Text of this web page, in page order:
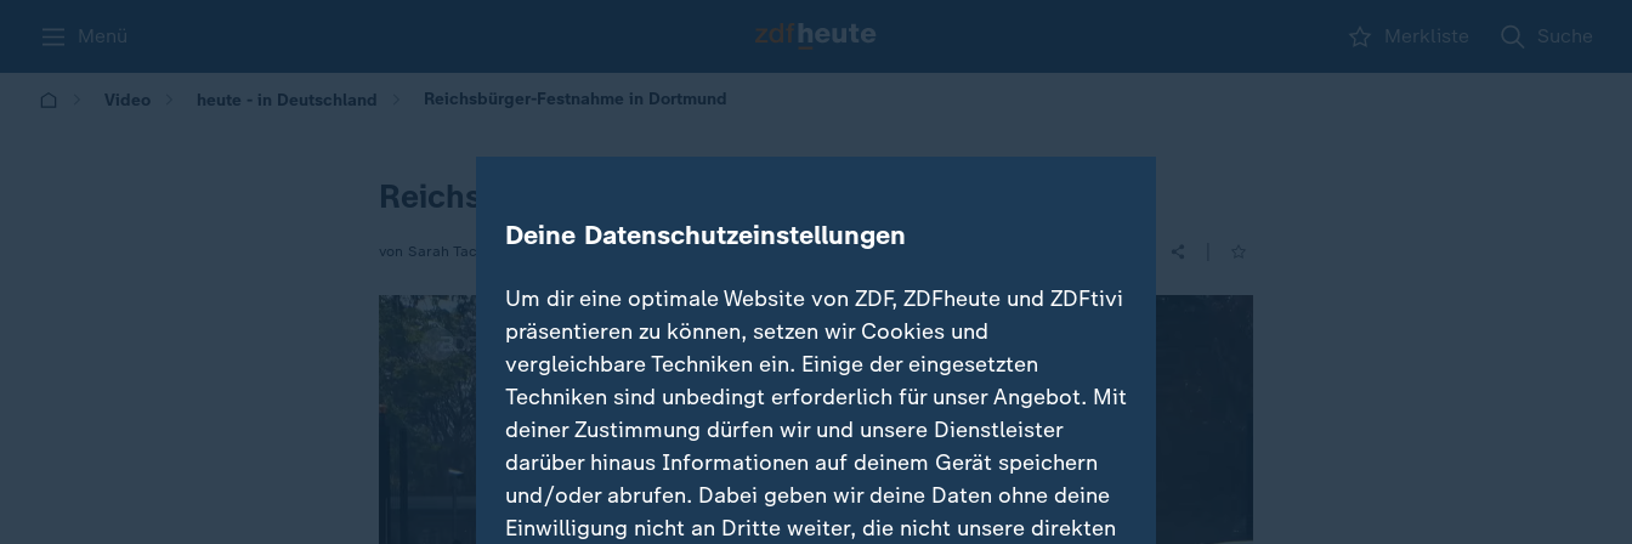
Menü Merkliste Suche
Video heute - in Deutschland Reichsbürger-Festnahme in Dortmund
Reichsbürger-Festnahme in Dortmund
von Sarah Tacke Deine Datenschutzeinstellungen
Um dir eine optimale Website von ZDF, ZDFheute und ZDFtivi
präsentieren zu können, setzen wir Cookies und
vergleichbare Techniken ein. Einige der eingesetzten
Techniken sind unbedingt erforderlich für unser Angebot. Mit
deiner Zustimmung dürfen wir und unsere Dienstleister
darüber hinaus Informationen auf deinem Gerät speichern
und/oder abrufen. Dabei geben wir deine Daten ohne deine
Einwilligung nicht an Dritte weiter, die nicht unsere direkten